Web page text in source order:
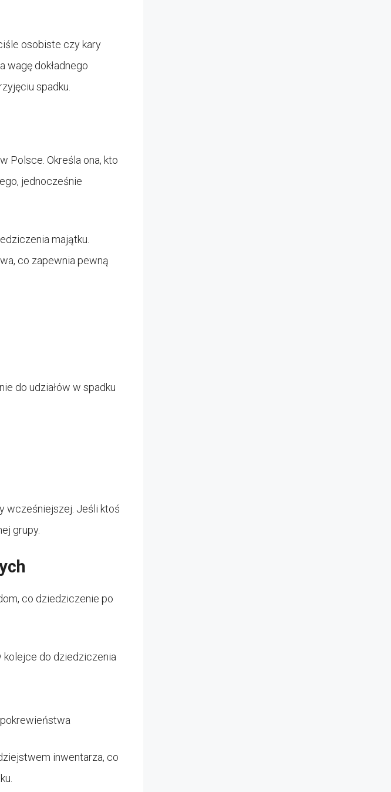
osobiste czy kary
wagę dokładnego
spadku.
Polsce. Określa ona, kto
jednocześnie
majątku.
co zapewnia pewną
do udziałów w spadku
wcześniejszej. Jeśli ktoś
grupy.
co dziedziczenie po
kolejce do dziedziczenia
inwentarza, co